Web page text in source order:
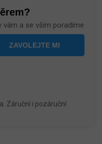
vám a se vším poradíme
Záruční i pozáruční